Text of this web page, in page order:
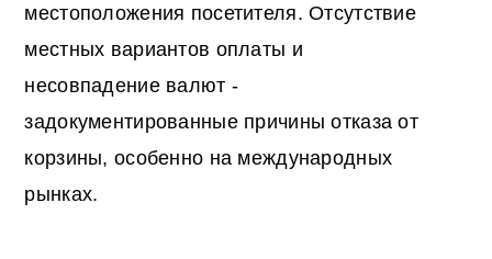
местоположения посетителя. Отсутствие
местных вариантов оплаты и
несовпадение валют -
задокументированные причины отказа от
корзины, особенно на международных
рынках.